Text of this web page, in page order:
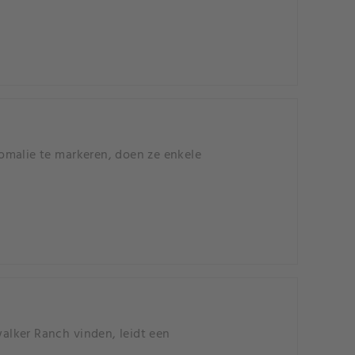
te markeren, doen ze enkele
Ranch vinden, leidt een